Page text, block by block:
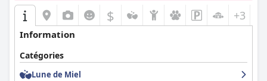
$ +3
Information
Catégories
Lune de Miel